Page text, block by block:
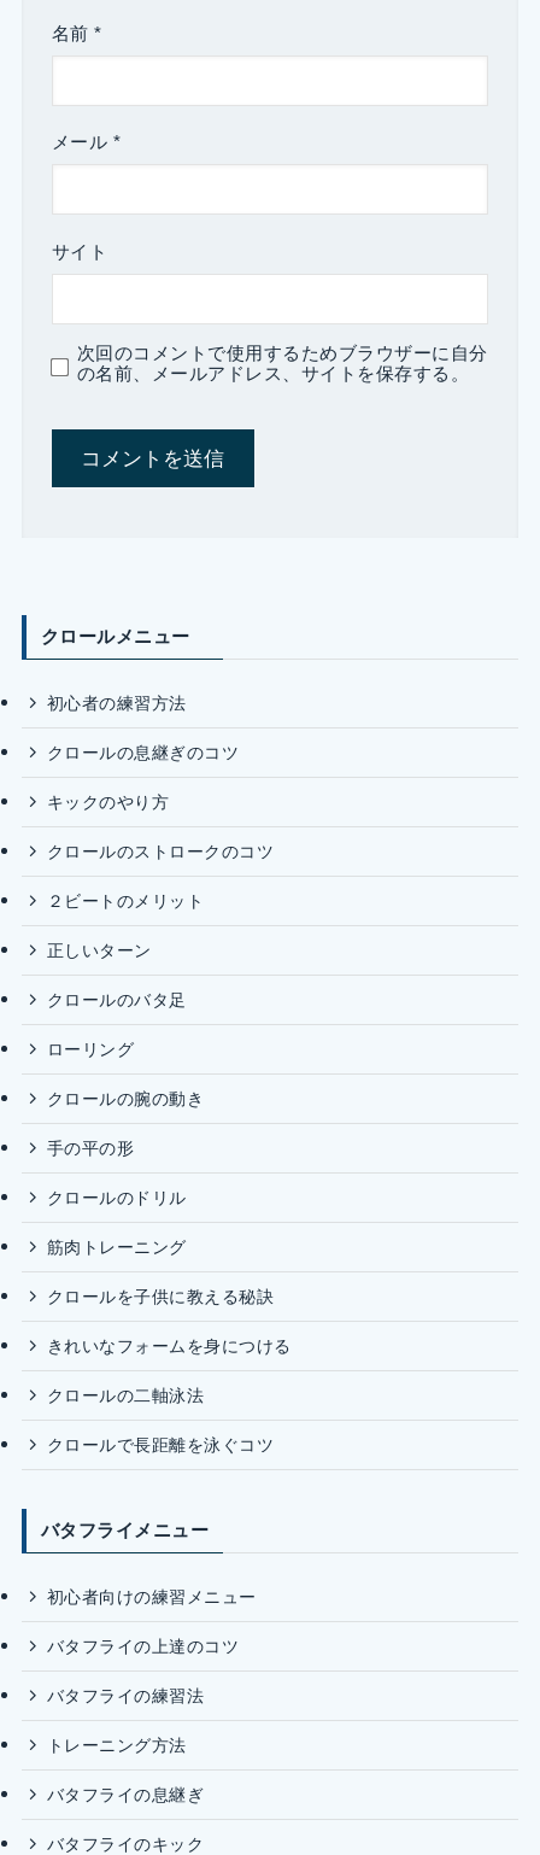
名前*
メール *
サイト
次回のコメントで使用するためブラウザーに自分
の名前、メールアドレス、サイトを保存する。
クロールメニュー
初心者の練習方法
クロールの息継ぎのコツ
キックのやり方
クロールのストロークのコツ
２ビートのメリット
正しいターン
クロールのバタ足
ローリング
クロールの腕の動き
手の平の形
クロールのドリル
筋肉トレーニング
クロールを子供に教える秘訣
きれいなフォームを身につける
クロールの二軸泳法
クロールで長距離を泳ぐコツ
バタフライメニュー
初心者向けの練習メニュー
バタフライの上達のコツ
バタフライの練習法
トレーニング方法
バタフライの息継ぎ
バタフライのキック